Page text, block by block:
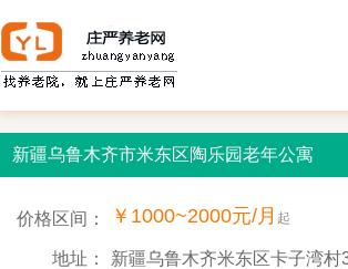
新疆乌鲁木齐市米东区陶乐园老年公寓
价格区间： ￥1000~2000元/月 起
地址： 新疆乌鲁木齐米东区卡子湾村